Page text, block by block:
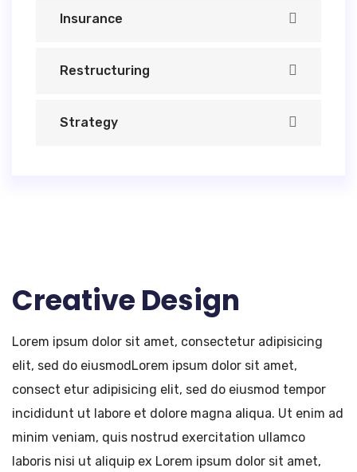
Insurance
Restructuring
Strategy
Creative Design
Lorem ipsum dolor sit amet, consectetur adipisicing
elit, sed do eiusmodLorem ipsum dolor sit amet,
consect etur adipisicing elit, sed do eiusmod tempor
incididunt ut labore et dolore magna aliqua. Ut enim ad
minim veniam, quis nostrud exercitation ullamco
laboris nisi ut aliquip ex Lorem ipsum dolor sit amet,